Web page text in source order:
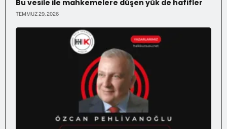
Bu vesile ile mahkemelere düşen yük de hafifler
TEMMUZ 29, 2026